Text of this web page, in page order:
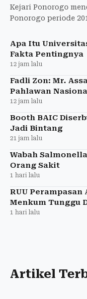
Kejari Ponorogo
Ponorogo periode
kerugian negara
Apa Itu
Fakta Pentingnya
12 jam lalu
Fadli Zon: Mr.
Pahlawan
12 jam lalu
Booth BAIC
Jadi Bintang
21 jam lalu
Wabah
Orang Sakit
1 hari lalu
RUU
Menkum Tunggu
1 hari lalu
Artikel